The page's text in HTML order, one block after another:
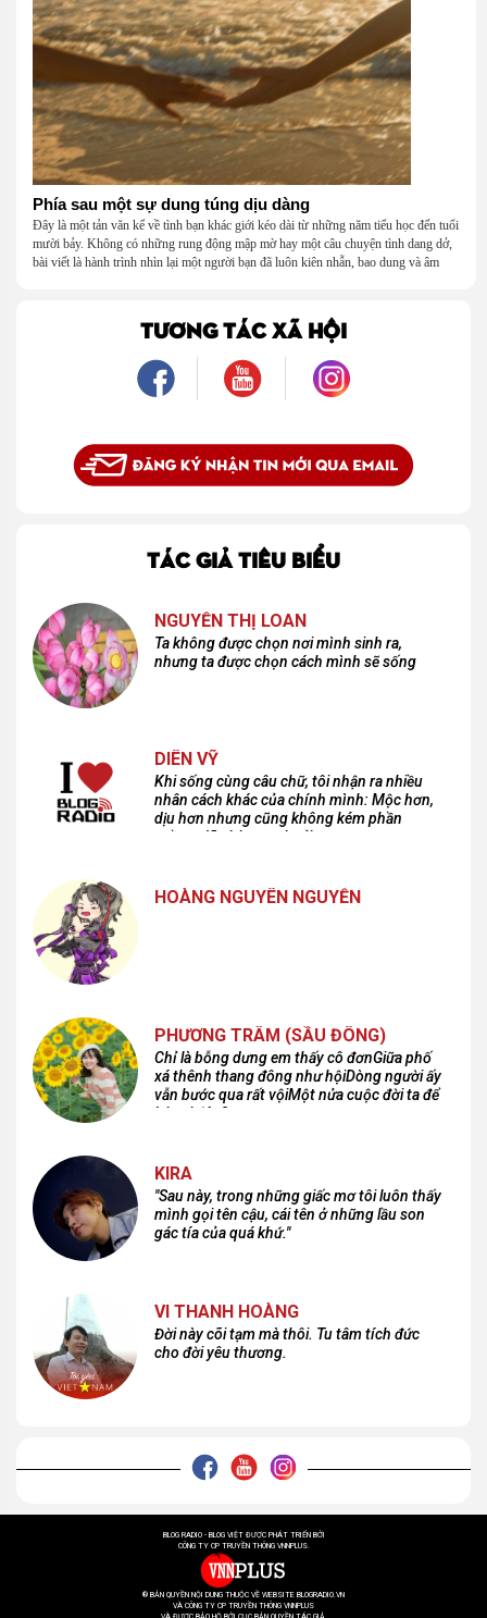
Phía sau một sự dung túng dịu dàng
Đây là một tản văn kể về tình bạn khác giới kéo dài từ những năm tiểu học đến tuổi
mười bảy. Không có những rung động mập mờ hay một câu chuyện tình dang dở,
bài viết là hành trình nhìn lại một người bạn đã luôn kiên nhẫn, bao dung và âm
là một mối tình, mà là một người luôn cho tôi quyền được là chính mình.
TƯƠNG TÁC XÃ HỘI
TÁC GIẢ TIÊU BIỂU
NGUYỄN THỊ LOAN
Ta không được chọn nơi mình sinh ra,
nhưng ta được chọn cách mình sẽ sống
DIÊN VỸ
Khi sống cùng câu chữ, tôi nhận ra nhiều
nhân cách khác của chính mình: Mộc hơn,
dịu hơn nhưng cũng không kém phần
cuồng dã và hoang hoải...
HOÀNG NGUYÊN NGUYỄN
PHƯƠNG TRÂM (SẦU ĐÔNG)
Chỉ là bỗng dưng em thấy cô đơnGiữa phố
xá thênh thang đông như hộiDòng người ấy
vẫn bước qua rất vộiMột nửa cuộc đời ta để
lại nơi đâu?
KIRA
"Sau này, trong những giấc mơ tôi luôn thấy
mình gọi tên cậu, cái tên ở những lầu son
gác tía của quá khứ."
VI THANH HOÀNG
Đời này cõi tạm mà thôi. Tu tâm tích đức
cho đời yêu thương.
BLOG RADIO - BLOG VIỆT ĐƯỢC PHÁT TRIỂN BỞI
CÔNG TY CP TRUYỀN THÔNG VNNPLUS.
® BẢN QUYỀN NỘI DUNG THUỘC VỀ WEBSITE BLOGRADIO.VN
VÀ CÔNG TY CP TRUYỀN THÔNG VNNPLUS